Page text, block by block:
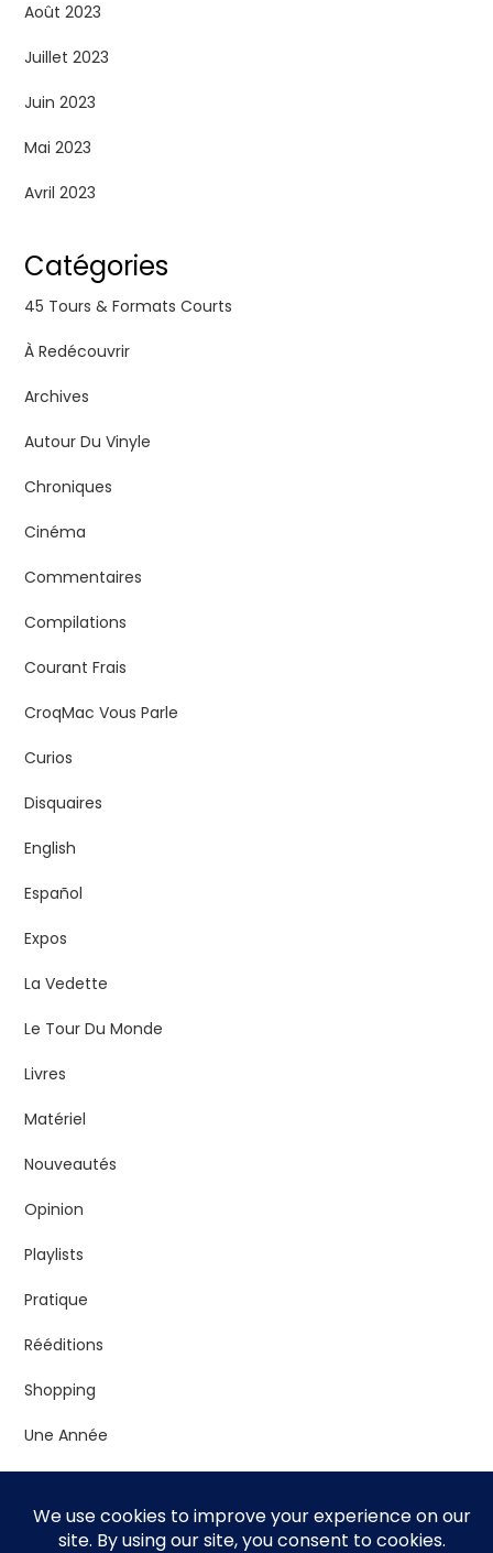
Août 2023
Juillet 2023
Juin 2023
Mai 2023
Avril 2023
Catégories
45 Tours & Formats Courts
À Redécouvrir
Archives
Autour Du Vinyle
Chroniques
Cinéma
Commentaires
Compilations
Courant Frais
CroqMac Vous Parle
Curios
Disquaires
English
Español
Expos
La Vedette
Le Tour Du Monde
Livres
Matériel
Nouveautés
Opinion
Playlists
Pratique
Rééditions
Shopping
Une Année